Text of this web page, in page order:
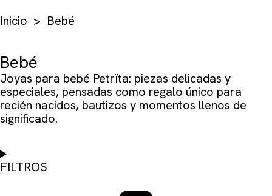
Inicio > Bebé
Bebé
Joyas para bebé Petrïta: piezas delicadas y
especiales, pensadas como regalo único para
recién nacidos, bautizos y momentos llenos de
significado.
FILTROS